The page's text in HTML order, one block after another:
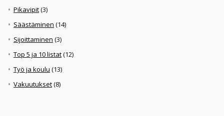
Pikavipit(3)
Säästäminen (14)
Sijoittaminen (3)
Top 5 ja 10 listat(12)
Työ ja koulu (13)
Vakuutukset(8)